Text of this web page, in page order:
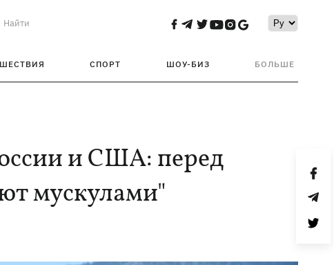
Найти
СПОРТ ШОУ-БИЗ БОЛЬШЕ
и США: перед
мускулами"